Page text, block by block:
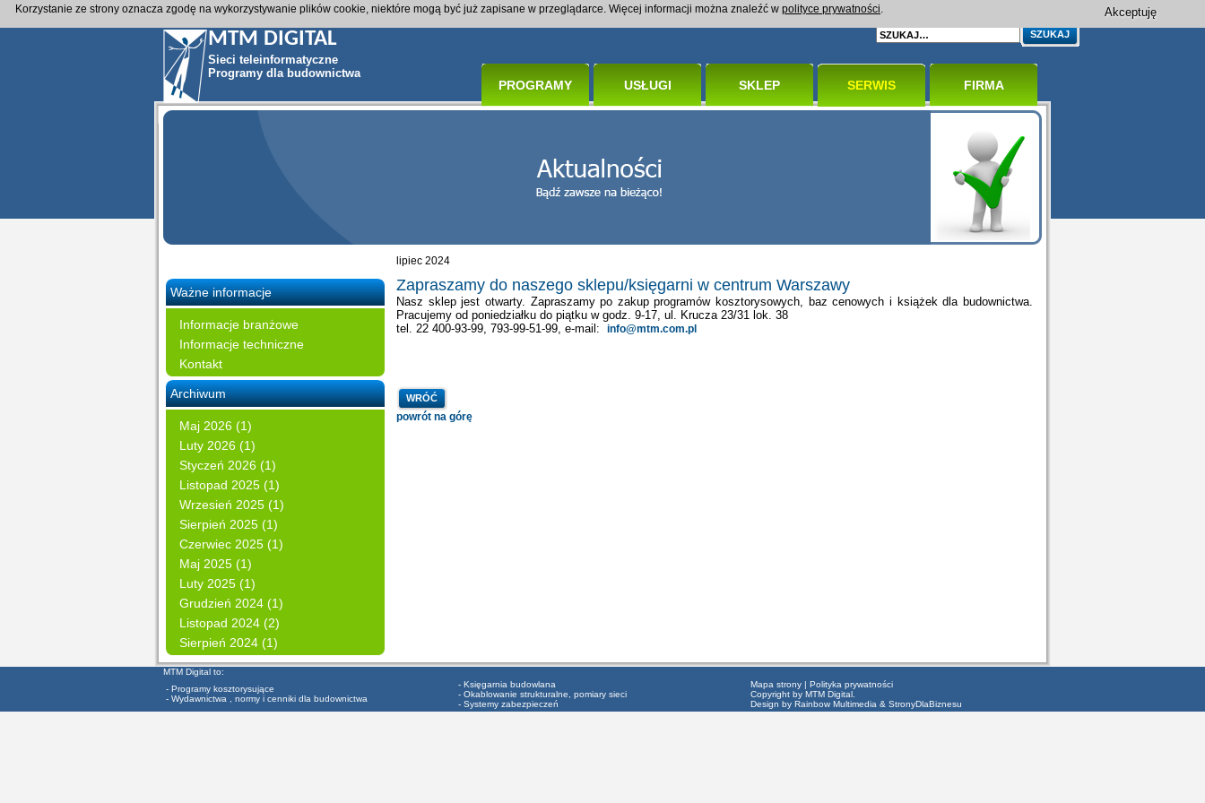
MTM DIGITAL
Sieci teleinformatyczne
Programy dla budownictwa
PROGRAMY USŁUGI SKLEP SERWIS FIRMA
Ważne informacje
Informacje branżowe
Informacje techniczne
Kontakt
Archiwum
Maj 2026 (1)
Luty 2026 (1)
Styczeń 2026 (1)
Listopad 2025 (1)
Wrzesień 2025 (1)
Sierpień 2025 (1)
Czerwiec 2025 (1)
Maj 2025 (1)
Luty 2025 (1)
Grudzień 2024 (1)
Listopad 2024 (2)
Sierpień 2024 (1)
lipiec 2024
Zapraszamy do naszego sklepu/księgarni w centrum Warszawy
Nasz sklep jest otwarty. Zapraszamy po zakup programów kosztorysowych, baz cenowych i książek dla budownictwa.
Pracujemy od poniedziałku do piątku w godz. 9-17, ul. Krucza 23/31 lok. 38
tel. 22 400-93-99, 793-99-51-99, e-mail:
info@mtm.com.pl
WRÓĆ
powrót na górę
MTM Digital to:
- Programy kosztorysujące
- Wydawnictwa , normy i cenniki dla budownictwa
- Księgarnia budowlana
- Okablowanie strukturalne, pomiary sieci
- Systemy zabezpieczeń
Mapa strony | Polityka prywatności
Copyright by MTM Digital.
Design by Rainbow Multimedia & StronyDlaBiznesu
Korzystanie ze strony oznacza zgodę na wykorzystywanie plików cookie, niektóre mogą być już zapisane w przeglądarce. Więcej informacji można znaleźć w polityce prywatności. Akceptuję